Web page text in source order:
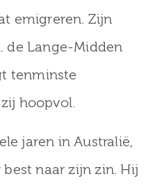
emigreren. Zijn
de Lange-Midden
tenminste
hoopvol.
jaren in Australië,
naar zijn zin. Hij